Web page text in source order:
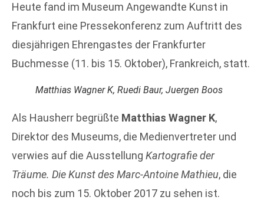
Heute fand im Museum Angewandte Kunst in
Frankfurt eine Pressekonferenz zum Auftritt des
diesjährigen Ehrengastes der Frankfurter
Buchmesse (11. bis 15. Oktober), Frankreich, statt.
Matthias Wagner K, Ruedi Baur, Juergen Boos
Als Hausherr begrüßte Matthias Wagner K,
Direktor des Museums, die Medienvertreter und
verwies auf die Ausstellung Kartografie der
Träume. Die Kunst des Marc-Antoine Mathieu, die
noch bis zum 15. Oktober 2017 zu sehen ist.